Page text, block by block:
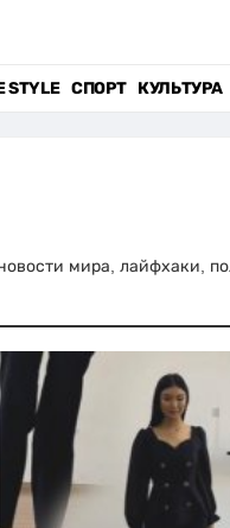
STYLE СПОРТ КУЛЬТУРА
мира, лайфхаки,